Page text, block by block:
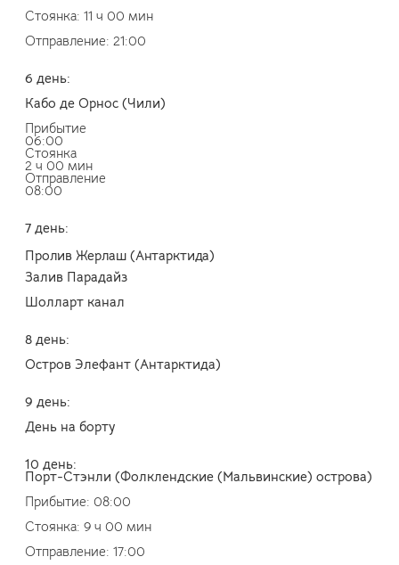
Стоянка: 11 ч 00 мин
Отправление: 21:00
6 день:
Кабо де Орнос (Чили)
Прибытие
06:00
Стоянка
2 ч 00 мин
Отправление
08:00
7 день:
Пролив Жерлаш (Антарктида)
Залив Парадайз
Шолларт канал
8 день:
Остров Элефант (Антарктида)
9 день:
День на борту
10 день:
Порт-Стэнли (Фолклендские (Мальвинские) острова)
Прибытие: 08:00
Стоянка: 9 ч 00 мин
Отправление: 17:00